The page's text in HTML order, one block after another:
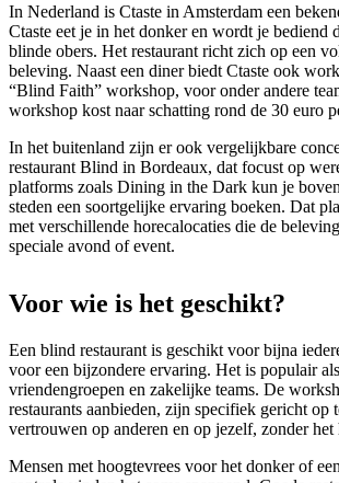
In Nederland is Ctaste in Amsterdam een
Ctaste eet je in het donker en wordt je bediend
blinde obers. Het restaurant richt zich op een
beleving. Naast een diner biedt Ctaste ook
“Blind Faith” workshop, voor onder andere
workshop kost naar schatting rond de 30 euro
In het buitenland zijn er ook vergelijkbare
restaurant Blind in Bordeaux, dat focust op
platforms zoals Dining in the Dark kun je
steden een soortgelijke ervaring boeken. Dat
met verschillende horecalocaties die de
speciale avond of event.
Voor wie is het geschikt?
Een blind restaurant is geschikt voor bijna
voor een bijzondere ervaring. Het is populair
vriendengroepen en zakelijke teams. De
restaurants aanbieden, zijn specifiek gericht op
vertrouwen op anderen en op jezelf, zonder het
Mensen met hoogtevrees voor het donker of